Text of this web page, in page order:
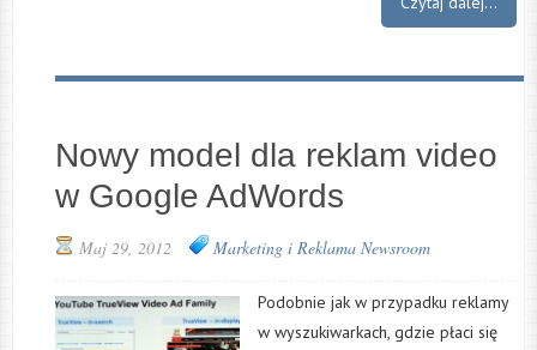
Nowy model dla reklam video
w Google AdWords
Maj 29, 2012 Marketing i Reklama Newsroom
Podobnie jak w przypadku reklamy
w wyszukiwarkach, gdzie płaci się